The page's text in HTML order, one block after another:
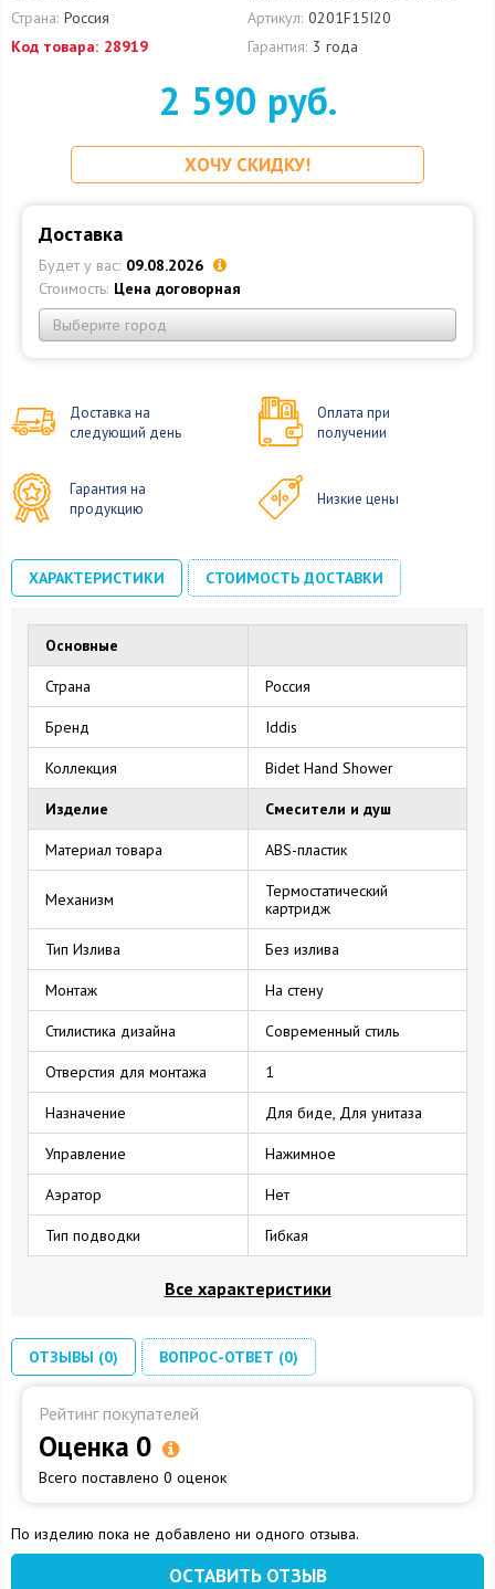
Страна: Россия Артикул: 0201F15I20
Код товара: 28919 Гарантия: 3 года
2 590 руб.
ХОЧУ СКИДКУ!
Доставка
Будет у вас: 09.08.2026
Стоимость: Цена договорная
Выберите город
Доставка на
следующий день
Оплата при
получении
Гарантия на
продукцию
Низкие цены
ХАРАКТЕРИСТИКИ СТОИМОСТЬ ДОСТАВКИ
Основные
Страна Россия
Бренд Iddis
Коллекция Bidet Hand Shower
Изделие Смесители и душ
Материал товара ABS-пластик
Механизм
Термостатический
картридж
Тип Излива Без излива
Монтаж На стену
Стилистика дизайна Современный стиль
Отверстия для монтажа 1
Назначение Для биде, Для унитаза
Управление Нажимное
Аэратор Нет
Тип подводки Гибкая
Все характеристики
ОТЗЫВЫ (0) ВОПРОС-ОТВЕТ (0)
Рейтинг покупателей
Оценка 0
Всего поставлено 0 оценок
По изделию пока не добавлено ни одного отзыва.
ОСТАВИТЬ ОТЗЫВ